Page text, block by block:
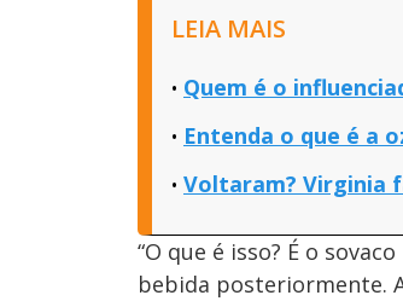
LEIA MAIS
Quem é o
Entenda o que é a
Voltaram? Virginia
“O que é isso? É o
bebida posteriormente.